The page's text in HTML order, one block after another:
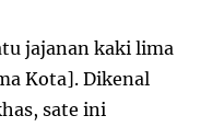
jajanan kaki lima
Kota]. Dikenal
sate ini